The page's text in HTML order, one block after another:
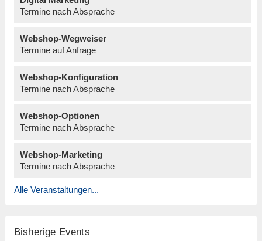
Termine nach Absprache
Webshop-Wegweiser
Termine auf Anfrage
Webshop-Konfiguration
Termine nach Absprache
Webshop-Optionen
Termine nach Absprache
Webshop-Marketing
Termine nach Absprache
Alle Veranstaltungen...
Bisherige Events